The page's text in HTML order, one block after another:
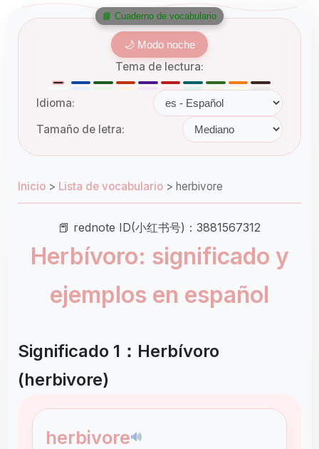
🌙 Modo noche
Tema de lectura:
Idioma:
Tamaño de letra:
Inicio > Lista de vocabulario > herbivore
📕 rednote ID(小红书号)：3881567312
Herbívoro: significado y
ejemplos en español
Significado 1：Herbívoro
(herbivore)
herbivore🔊
📘 Cuaderno de vocabulario